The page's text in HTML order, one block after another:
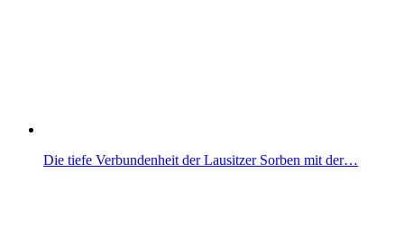
Die tiefe Verbundenheit der Lausitzer Sorben mit der…